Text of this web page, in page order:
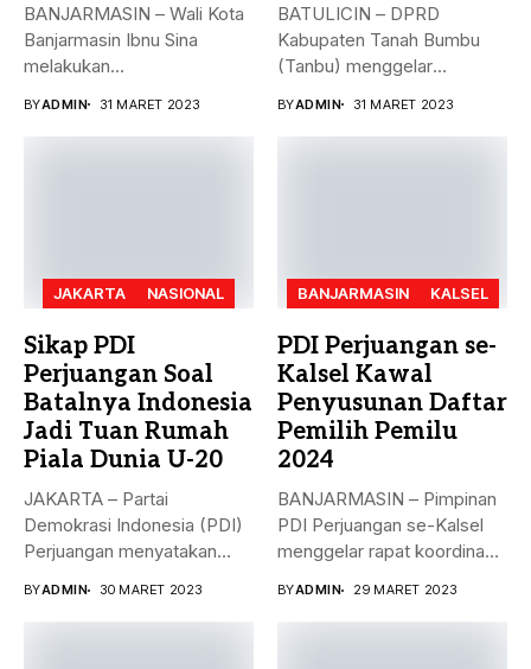
BANJARMASIN – Wali Kota
Banjarmasin Ibnu Sina
melakukan
BYADMIN 31 MARET 2023
BATULICIN – DPRD
Kabupaten Tanah Bumbu
(Tanbu) menggelar
BYADMIN 31 MARET 2023
JAKARTA NASIONAL
Sikap PDI
Perjuangan Soal
Batalnya Indonesia
Jadi Tuan Rumah
Piala Dunia U-20
JAKARTA – Partai
Demokrasi Indonesia (PDI)
Perjuangan menyatakan
BYADMIN 30 MARET 2023
BANJARMASIN KALSEL
PDI Perjuangan se-
Kalsel Kawal
Penyusunan Daftar
Pemilih Pemilu
2024
BANJARMASIN – Pimpinan
PDI Perjuangan se-Kalsel
menggelar rapat koordinasi
BYADMIN 29 MARET 2023